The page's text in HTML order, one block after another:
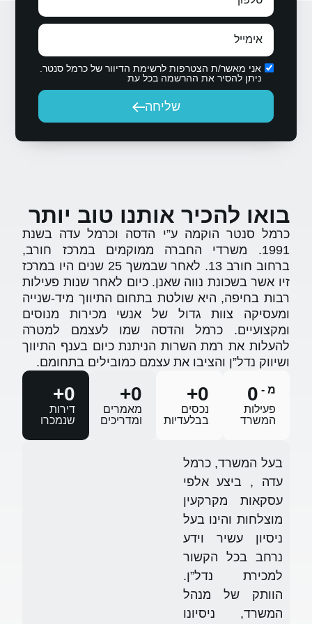
הדיוור של כרמל סנטר.
טוב יותר
הדסה וכרמל עדה בשנת
ממוקמים במרכז חורב,
ברחוב חורב 13. לאחר שבמשך 25 שנים היו במרכז
כיום לאחר שנות פעילות
בתחום התיווך מיד-שנייה
אנשי מכירות מנוסים
שמו לעצמם למטרה
כיום בענף התיווך
עצמם כמובילים בתחומם.
מאמרים
ומדריכים
+
דירות
שנמכרו
+